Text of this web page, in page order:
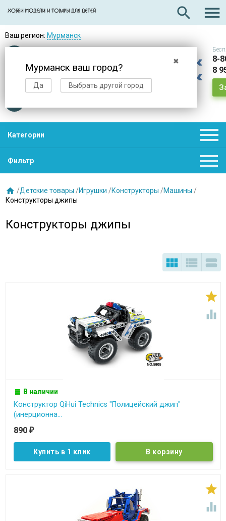
search 
Ваш регион: Мурманск
✖
Мурманск ваш город?
Да Выбрать другой город
Доставкав день заказа
8-
8
Категории 
Фильтр 
 /Детские товары /Игрушки /Конструкторы /Машины /
Конструкторы джипы
Конструкторы джипы
  


В наличии
Конструктор QiHui Technics "Полицейский джип"
(инерционна...
890 ₽
Купить в 1 клик

